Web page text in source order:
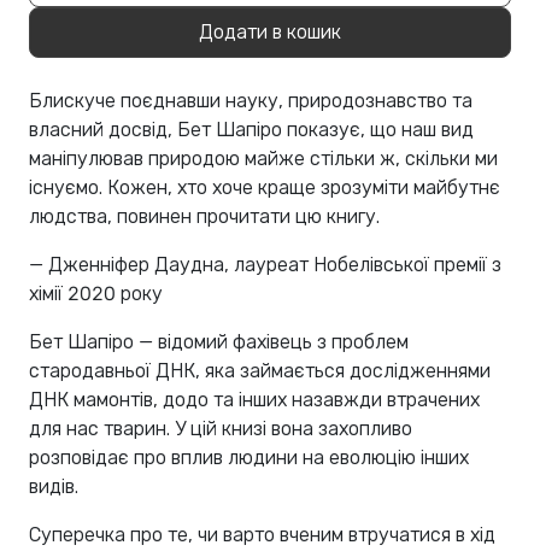
Додати в кошик
Блискуче поєднавши науку, природознавство та
власний досвід, Бет Шапіро показує, що наш вид
маніпулював природою майже стільки ж, скільки ми
існуємо. Кожен, хто хоче краще зрозуміти майбутнє
людства, повинен прочитати цю книгу.
— Дженніфер Даудна, лауреат Нобелівської премії з
хімії 2020 року
Бет Шапіро — відомий фахівець з проблем
стародавньої ДНК, яка займається дослідженнями
ДНК мамонтів, додо та інших назавжди втрачених
для нас тварин. У цій книзі вона захопливо
розповідає про вплив людини на еволюцію інших
видів.
Суперечка про те, чи варто вченим втручатися в хід